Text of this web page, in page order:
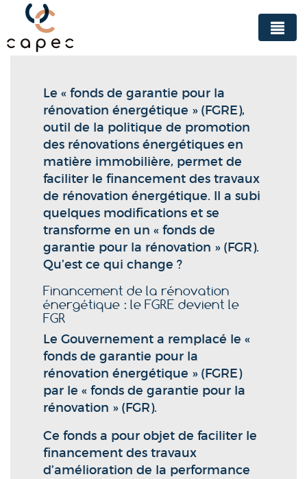
Panneau de gestion des cookies
Le « fonds de garantie pour la
rénovation énergétique » (FGRE),
outil de la politique de promotion
des rénovations énergétiques en
matière immobilière, permet de
faciliter le financement des travaux
de rénovation énergétique. Il a subi
quelques modifications et se
transforme en un « fonds de
garantie pour la rénovation » (FGR).
Qu’est ce qui change ?
Financement de la rénovation
énergétique : le FGRE devient le
FGR
Le Gouvernement a remplacé le «
fonds de garantie pour la
rénovation énergétique » (FGRE)
par le « fonds de garantie pour la
rénovation » (FGR).
Ce fonds a pour objet de faciliter le
financement des travaux
d’amélioration de la performance